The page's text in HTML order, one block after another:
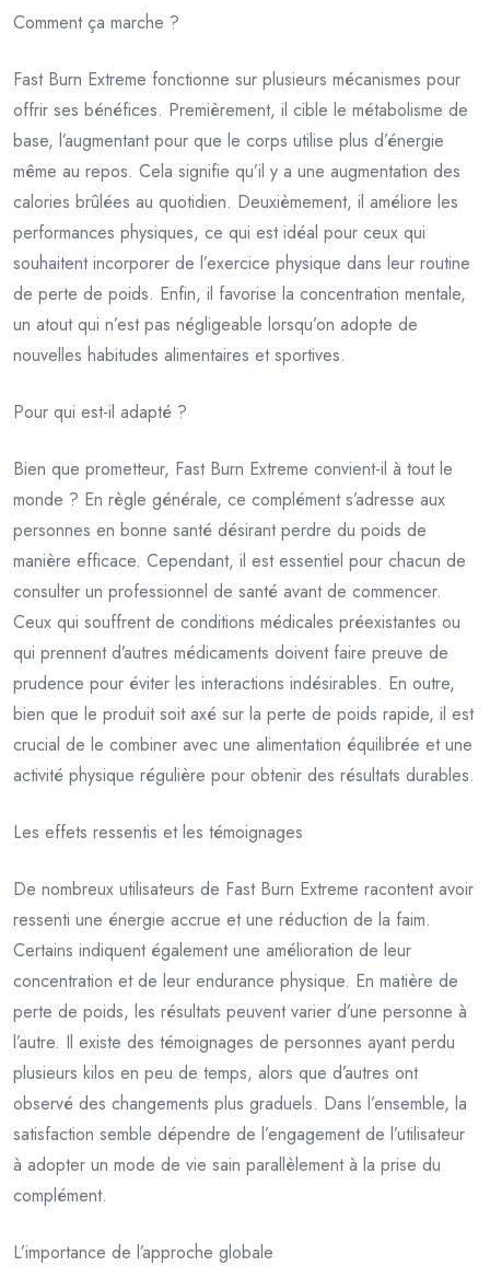
Comment ça marche ?
Fast Burn Extreme fonctionne sur plusieurs mécanismes pour
offrir ses bénéfices. Premièrement, il cible le métabolisme de
base, l’augmentant pour que le corps utilise plus d’énergie
même au repos. Cela signifie qu’il y a une augmentation des
calories brûlées au quotidien. Deuxièmement, il améliore les
performances physiques, ce qui est idéal pour ceux qui
souhaitent incorporer de l’exercice physique dans leur routine
de perte de poids. Enfin, il favorise la concentration mentale,
un atout qui n’est pas négligeable lorsqu’on adopte de
nouvelles habitudes alimentaires et sportives.
Pour qui est-il adapté ?
Bien que prometteur, Fast Burn Extreme convient-il à tout le
monde ? En règle générale, ce complément s’adresse aux
personnes en bonne santé désirant perdre du poids de
manière efficace. Cependant, il est essentiel pour chacun de
consulter un professionnel de santé avant de commencer.
Ceux qui souffrent de conditions médicales préexistantes ou
qui prennent d’autres médicaments doivent faire preuve de
prudence pour éviter les interactions indésirables. En outre,
bien que le produit soit axé sur la perte de poids rapide, il est
crucial de le combiner avec une alimentation équilibrée et une
activité physique régulière pour obtenir des résultats durables.
Les effets ressentis et les témoignages
De nombreux utilisateurs de Fast Burn Extreme racontent avoir
ressenti une énergie accrue et une réduction de la faim.
Certains indiquent également une amélioration de leur
concentration et de leur endurance physique. En matière de
perte de poids, les résultats peuvent varier d’une personne à
l’autre. Il existe des témoignages de personnes ayant perdu
plusieurs kilos en peu de temps, alors que d’autres ont
observé des changements plus graduels. Dans l’ensemble, la
satisfaction semble dépendre de l’engagement de l’utilisateur
à adopter un mode de vie sain parallèlement à la prise du
complément.
L’importance de l’approche globale